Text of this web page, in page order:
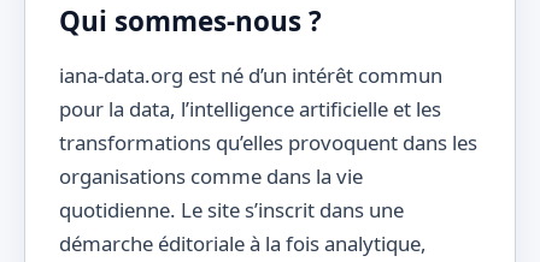
Qui sommes-nous ?
iana-data.org est né d’un intérêt commun
pour la data, l’intelligence artificielle et les
transformations qu’elles provoquent dans les
organisations comme dans la vie
quotidienne. Le site s’inscrit dans une
démarche éditoriale à la fois analytique,